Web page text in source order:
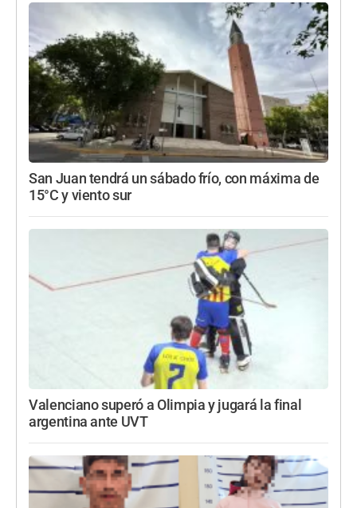
San Juan tendrá un sábado frío, con máxima de
15°C y viento sur
Valenciano superó a Olimpia y jugará la final
argentina ante UVT